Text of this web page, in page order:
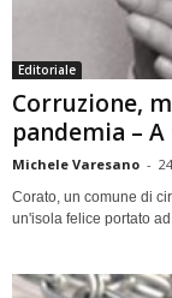
Corruzione,
pandemia – A
Michele Varesano -
Corato, un comune di
un'isola felice portato